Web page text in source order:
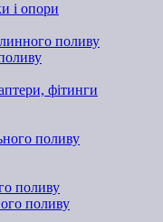
і опори
поливу
фітинги
поливу
поливу
поливу